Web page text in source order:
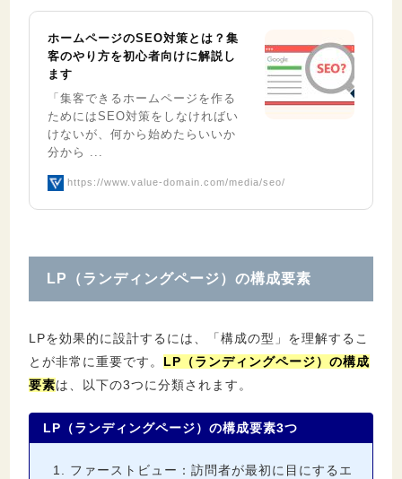
ホームページのSEO対策とは？集
客のやり方を初心者向けに解説し
ます
「集客できるホームページを作る
ためにはSEO対策をしなければい
けないが、何から始めたらいいか
分から ...
https://www.value-domain.com/media/seo/
LP（ランディングページ）の構成要素
LPを効果的に設計するには、「構成の型」を理解するこ
とが非常に重要です。 LP（ランディングページ）の構成
要素は、以下の3つに分類されます。
LP（ランディングページ）の構成要素3つ
ファーストビュー：訪問者が最初に目にするエ